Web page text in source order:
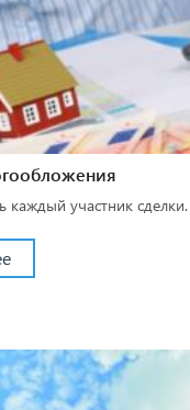
каждый участник